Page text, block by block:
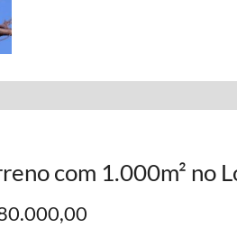
com 1.000m² no